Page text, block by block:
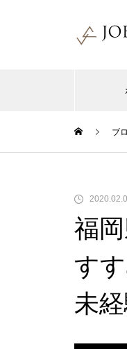
ブ
福
す
未